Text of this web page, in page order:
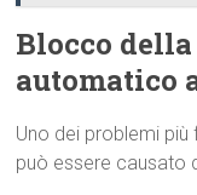
Blocco
automatico
Uno dei problemi
può essere causato